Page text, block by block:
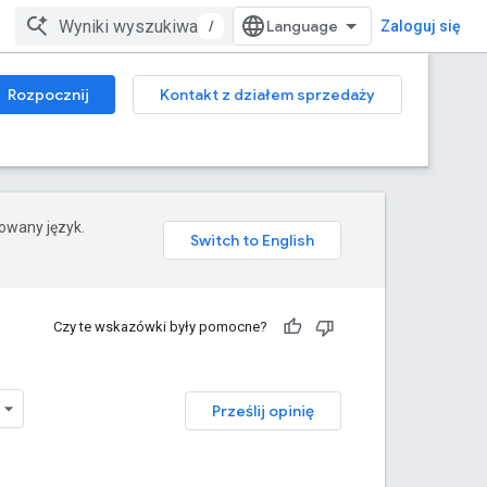
/ Zaloguj się
Rozpocznij
Kontakt z działem sprzedaży
język.
Czy te wskazówki były pomocne?
Prześlij opinię